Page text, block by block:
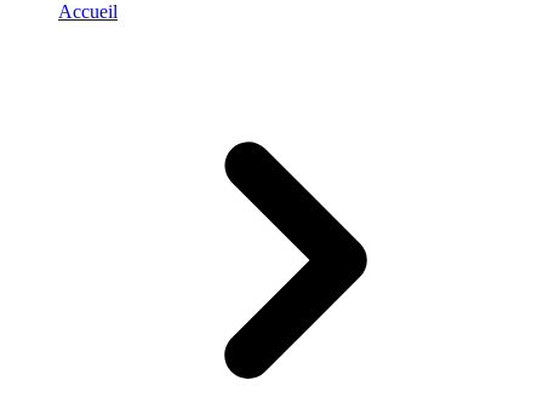
Accueil